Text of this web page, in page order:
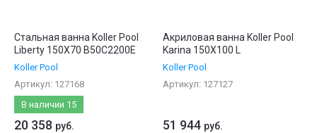
Стальная ванна Koller Pool
Liberty 150X70 B50C2200E
Koller Pool
Артикул: 127168
В наличии 15
20 358 руб.
Акриловая ванна Koller Pool
Karina 150X100 L
Koller Pool
Артикул: 127127
51 944 руб.